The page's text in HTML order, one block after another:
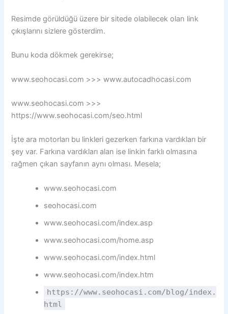
Resimde görüldüğü üzere bir sitede olabilecek olan link
çıkışlarını sizlere gösterdim.
Bunu koda dökmek gerekirse;
www.seohocasi.com >>> www.autocadhocasi.com
www.seohocasi.com >>>
https://www.seohocasi.com/seo.html
İşte ara motorları bu linkleri gezerken farkına vardıkları bir
şey var. Farkına vardıkları alan ise linkin farklı olmasına
rağmen çıkan sayfanın aynı olması. Mesela;
www.seohocasi.com
seohocasi.com
www.seohocasi.com/index.asp
www.seohocasi.com/home.asp
www.seohocasi.com/index.html
www.seohocasi.com/index.htm
https://www.seohocasi.com/blog/index.
html